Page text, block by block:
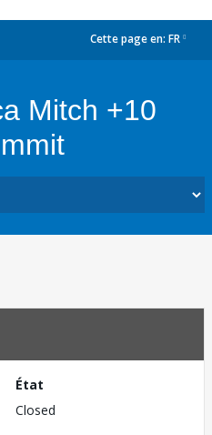
Cette page en: FR
Mitch +10
État
Closed